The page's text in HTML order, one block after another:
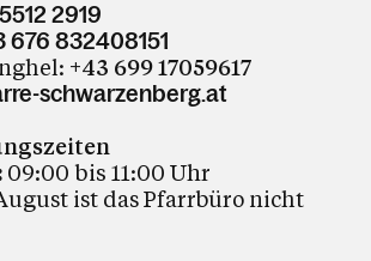
2919
676 832408151
+43 699 17059617
schwarzenberg.at
09:00 bis 11:00 Uhr
ist das Pfarrbüro nicht